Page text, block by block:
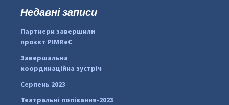
#PipIvanToday
pimrec_project
:Недавні записи
Партнери завершили
проєкт PIMReC
Завершальна
координаційна зустріч
Серпень 2023
Театральні попівання-2023